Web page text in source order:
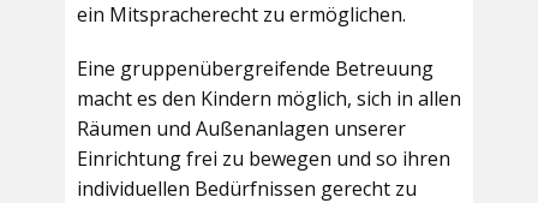
ein Mitspracherecht zu ermöglichen.
Eine gruppenübergreifende Betreuung
macht es den Kindern möglich, sich in allen
Räumen und Außenanlagen unserer
Einrichtung frei zu bewegen und so ihren
individuellen Bedürfnissen gerecht zu